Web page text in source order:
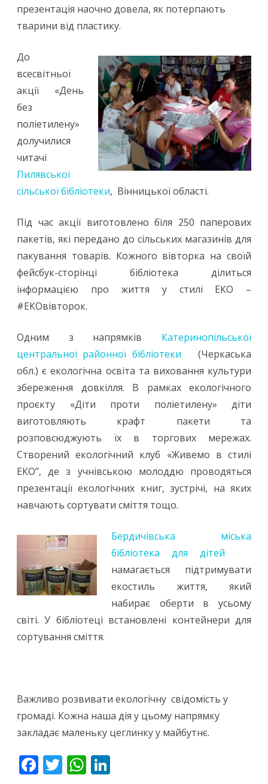
презентація наочно довела, як потерпають
тварини від пластику.
До
всесвітньої
акції «День
без
поліетилену»
долучилися
читачі
Пилявської
сільської бібліотеки, Вінницької області.
Під час акції виготовлено біля 250 паперових
пакетів, які передано до сільських магазинів для
пакування товарів. Кожного вівторка на своїй
фейсбук-сторінці бібліотека ділиться
інформацією про життя у стилі ЕКО –
#ЕКОвівторок.
Одним з напрямків Катеринопільської
центральної районної бібліотеки
(Черкаська
обл.) є екологічна освіта та виховання культури
збереження довкілля. В рамках екологічного
проєкту «Діти проти поліетилену» діти
виготовляють крафт пакети та
розповсюджують їх в торгових мережах.
Створений екологічний клуб «Живемо в стилі
ЕКО”, де з учнівською молоддю проводяться
презентації екологічних книг, зустрічі, на яких
навчають сортувати сміття тощо.
Бердичівська міська
бібліотека для дітей
намагається підтримувати
екостиль життя, який
набирає оберти в усьому
світі. У бібліотеці встановлені контейнери для
сортування сміття.
Важливо розвивати екологічну свідомість у
громаді. Кожна наша дія у цьому напрямку
закладає маленьку цеглинку у майбутнє.
F T W